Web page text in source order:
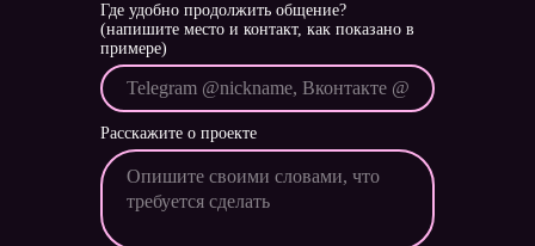
Где удобно продолжить общение?
(напишите место и контакт, как показано в
примере)
Расскажите о проекте